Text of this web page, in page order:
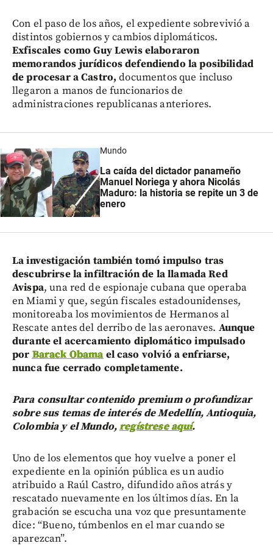
Con el paso de los años, el expediente sobrevivió a
distintos gobiernos y cambios diplomáticos.
Exfiscales como Guy Lewis elaboraron
memorandos jurídicos defendiendo la posibilidad
de procesar a Castro, documentos que incluso
llegaron a manos de funcionarios de
administraciones republicanas anteriores.
Mundo
La caída del dictador panameño
Manuel Noriega y ahora Nicolás
Maduro: la historia se repite un 3 de
enero
La investigación también tomó impulso tras
descubrirse la infiltración de la llamada Red
Avispa, una red de espionaje cubana que operaba
en Miami y que, según fiscales estadounidenses,
monitoreaba los movimientos de Hermanos al
Rescate antes del derribo de las aeronaves. Aunque
durante el acercamiento diplomático impulsado
por Barack Obama el caso volvió a enfriarse,
nunca fue cerrado completamente.
Para consultar contenido premium o profundizar
sobre sus temas de interés de Medellín, Antioquia,
Colombia y el Mundo,regístrese aquí.
Uno de los elementos que hoy vuelve a poner el
expediente en la opinión pública es un audio
atribuido a Raúl Castro, difundido años atrás y
rescatado nuevamente en los últimos días. En la
grabación se escucha una voz que presuntamente
dice: “Bueno, túmbenlos en el mar cuando se
aparezcan”.